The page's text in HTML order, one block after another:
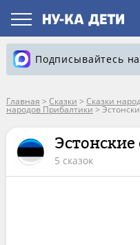
Подписывайтесь
Главная > Сказки > Сказки
народов Прибалтики>
Эстонские
5 сказок